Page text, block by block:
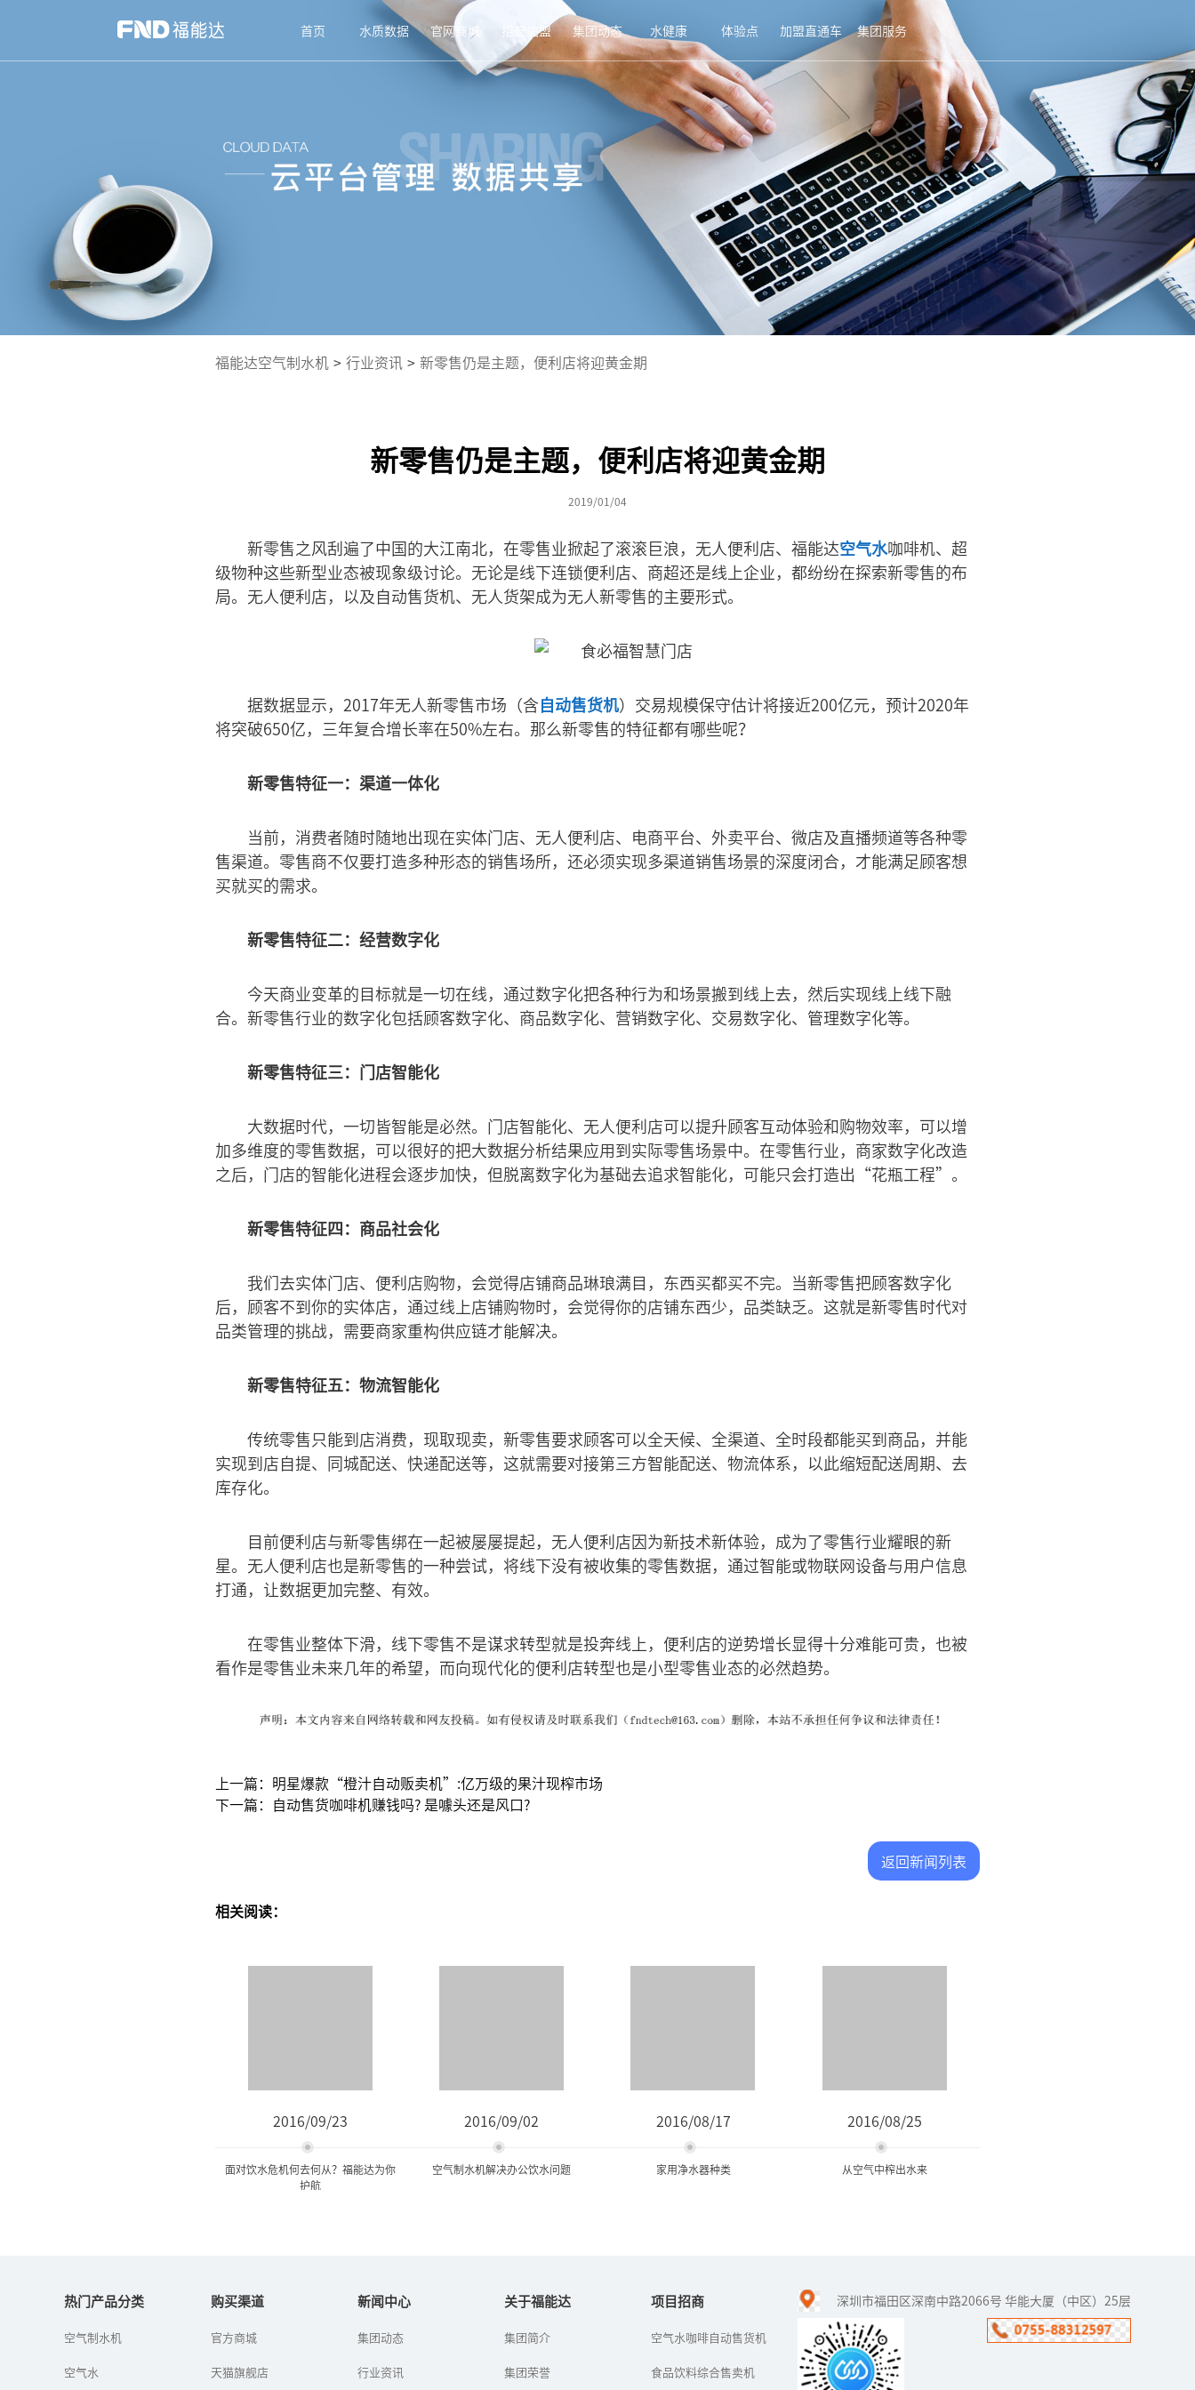
首页 水质数据 官网商城 招商加盟 集团动态 水健康 体验点 加盟直通车 集团服务
福能达空气制水机 > 行业资讯 > 新零售仍是主题，便利店将迎黄金期
新零售仍是主题，便利店将迎黄金期
2019/01/04
新零售之风刮遍了中国的大江南北，在零售业掀起了滚滚巨浪，无人便利店、福能达空气水咖啡机、超
级物种这些新型业态被现象级讨论。无论是线下连锁便利店、商超还是线上企业，都纷纷在探索新零售的布
局。无人便利店，以及自动售货机、无人货架成为无人新零售的主要形式。
据数据显示，2017年无人新零售市场（含自动售货机）交易规模保守估计将接近200亿元，预计2020年
将突破650亿，三年复合增长率在50%左右。那么新零售的特征都有哪些呢？
新零售特征一：渠道一体化
当前，消费者随时随地出现在实体门店、无人便利店、电商平台、外卖平台、微店及直播频道等各种零
售渠道。零售商不仅要打造多种形态的销售场所，还必须实现多渠道销售场景的深度闭合，才能满足顾客想
买就买的需求。
新零售特征二：经营数字化
今天商业变革的目标就是一切在线，通过数字化把各种行为和场景搬到线上去，然后实现线上线下融
合。新零售行业的数字化包括顾客数字化、商品数字化、营销数字化、交易数字化、管理数字化等。
新零售特征三：门店智能化
大数据时代，一切皆智能是必然。门店智能化、无人便利店可以提升顾客互动体验和购物效率，可以增
加多维度的零售数据，可以很好的把大数据分析结果应用到实际零售场景中。在零售行业，商家数字化改造
之后，门店的智能化进程会逐步加快，但脱离数字化为基础去追求智能化，可能只会打造出“花瓶工程”。
新零售特征四：商品社会化
我们去实体门店、便利店购物，会觉得店铺商品琳琅满目，东西买都买不完。当新零售把顾客数字化
后，顾客不到你的实体店，通过线上店铺购物时，会觉得你的店铺东西少，品类缺乏。这就是新零售时代对
品类管理的挑战，需要商家重构供应链才能解决。
新零售特征五：物流智能化
传统零售只能到店消费，现取现卖，新零售要求顾客可以全天候、全渠道、全时段都能买到商品，并能
实现到店自提、同城配送、快递配送等，这就需要对接第三方智能配送、物流体系，以此缩短配送周期、去
库存化。
目前便利店与新零售绑在一起被屡屡提起，无人便利店因为新技术新体验，成为了零售行业耀眼的新
星。无人便利店也是新零售的一种尝试，将线下没有被收集的零售数据，通过智能或物联网设备与用户信息
打通，让数据更加完整、有效。
在零售业整体下滑，线下零售不是谋求转型就是投奔线上，便利店的逆势增长显得十分难能可贵，也被
看作是零售业未来几年的希望，而向现代化的便利店转型也是小型零售业态的必然趋势。
上一篇：明星爆款“橙汁自动贩卖机”:亿万级的果汁现榨市场
下一篇：自动售货咖啡机赚钱吗? 是噱头还是风口?
返回新闻列表
相关阅读：
2016/09/23
面对饮水危机何去何从？福能达为你
护航
面对严峻的水环境状况，
染事件,于是有部分人用上
2016/09/02
空气制水机解决办公饮水问题
办公室里的饮水问题通常
我们会看到一罐又一罐的
2016/08/17
家用净水器种类
在许多家庭都用上了净水
浴用水都可以用到净水机
2016/08/25
从空气中榨出水来
石油用完了，汽车还能
跑。水用完了，人类怎么
办？——这是福能达公司在
世界水日到来之时，对人
热门产品分类
空气制水机
空气水
购买渠道
官方商城
天猫旗舰店
新闻中心
集团动态
行业资讯
关于福能达
集团简介
集团荣誉
项目招商
空气水咖啡自动售货机
食品饮料综合售卖机
深圳市福田区深南中路2066号 华能大厦（中区）25层